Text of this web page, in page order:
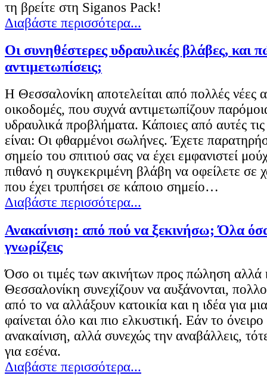
τη βρείτε στη Siganos Pack!
Διαβάστε περισσότερα...
Οι συνηθέστερες υδραυλικές βλάβες, και
αντιμετωπίσεις;
Η Θεσσαλονίκη αποτελείται από πολλές νέες
οικοδομές, που συχνά αντιμετωπίζουν
υδραυλικά προβλήματα. Κάποιες από αυτές τις
είναι: Οι φθαρμένοι σωλήνες. Έχετε
σημείο του σπιτιού σας να έχει εμφανιστεί
πιθανό η συγκεκριμένη βλάβη να οφείλετε σε
που έχει τρυπήσει σε κάποιο σημείο…
Διαβάστε περισσότερα...
Ανακαίνιση: από πού να ξεκινήσω; Όλα
γνωρίζεις
Όσο οι τιμές των ακινήτων προς πώληση αλλά
Θεσσαλονίκη συνεχίζουν να αυξάνονται,
από το να αλλάξουν κατοικία και η ιδέα για
φαίνεται όλο και πιο ελκυστική. Εάν το όνειρο
ανακαίνιση, αλλά συνεχώς την αναβάλλεις,
για εσένα.
Διαβάστε περισσότερα...